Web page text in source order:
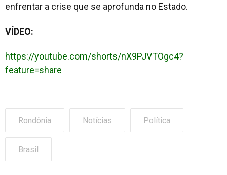
enfrentar a crise que se aprofunda no Estado.
VÍDEO:
https://youtube.com/shorts/nX9PJVTOgc4?
feature=share
Rondônia Notícias Política
Brasil